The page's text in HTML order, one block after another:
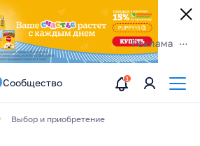
Сообщество
Выбор и приобретение